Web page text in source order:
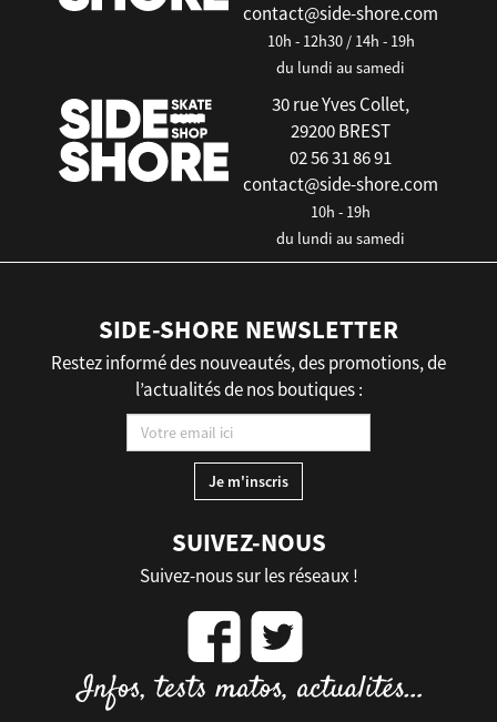
contact@side-shore.com
10h - 12h30 / 14h - 19h
du lundi au samedi
30 rue Yves Collet,
29200 BREST
02 56 31 86 91
contact@side-shore.com
10h - 19h
du lundi au samedi
SIDE-SHORE NEWSLETTER
Restez informé des nouveautés, des promotions, de
l’actualités de nos boutiques :
SUIVEZ-NOUS
Suivez-nous sur les réseaux !